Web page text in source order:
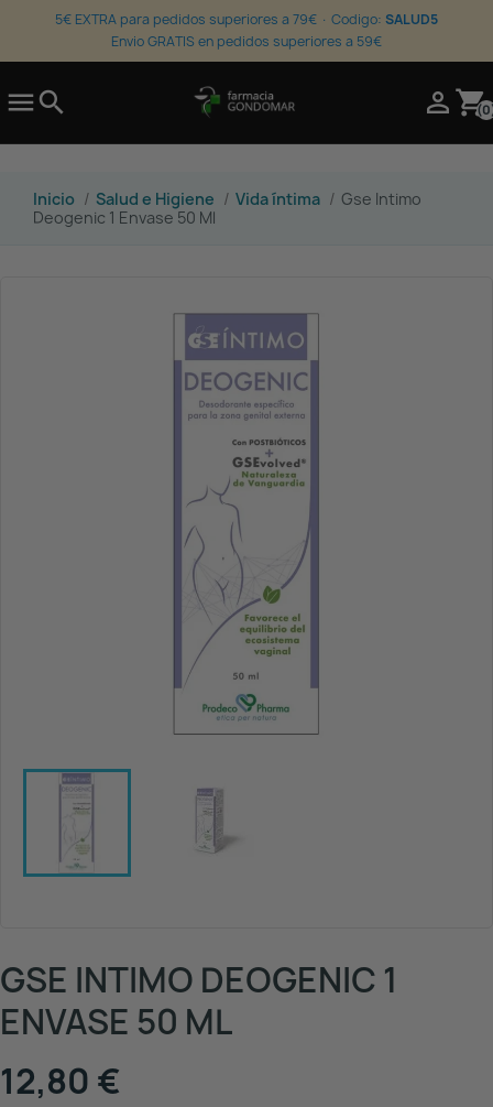
5€ EXTRA para pedidos superiores a 79€ · Codigo: SALUD5
Envio GRATIS en pedidos superiores a 59€
search  shopping_cart
Inicio Salud e Higiene Vida íntima
Gse Intimo
Deogenic 1 Envase 50 Ml
GSE INTIMO DEOGENIC 1
ENVASE 50 ML
12,80 €